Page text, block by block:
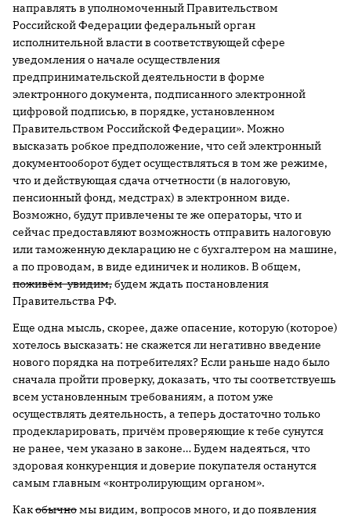
направлять в уполномоченный Правительством
Российской Федерации федеральный орган
исполнительной власти в соответствующей сфере
уведомления о начале осуществления
предпринимательской деятельности в форме
электронного документа, подписанного электронной
цифровой подписью, в порядке, установленном
Правительством Российской Федерации». Можно
высказать робкое предположение, что сей электронный
документооборот будет осуществляться в том же режиме,
что и действующая сдача отчетности (в налоговую,
пенсионный фонд, медстрах) в электронном виде.
Возможно, будут привлечены те же операторы, что и
сейчас предоставляют возможность отправить налоговую
или таможенную декларацию не с бухгалтером на машине,
а по проводам, в виде единичек и ноликов. В общем,
поживём-увидим,будем ждать постановления
Правительства РФ.
Еще одна мысль, скорее, даже опасение, которую (которое)
хотелось высказать: не скажется ли негативно введение
нового порядка на потребителях? Если раньше надо было
сначала пройти проверку, доказать, что ты соответствуешь
всем установленным требованиям, а потом уже
осуществлять деятельность, а теперь достаточно только
продекларировать, причём проверяющие к тебе сунутся
не ранее, чем указано в законе… Будем надеяться, что
здоровая конкуренция и доверие покупателя останутся
самым главным «контролирующим органом».
Какобычномы видим, вопросов много, и до появления